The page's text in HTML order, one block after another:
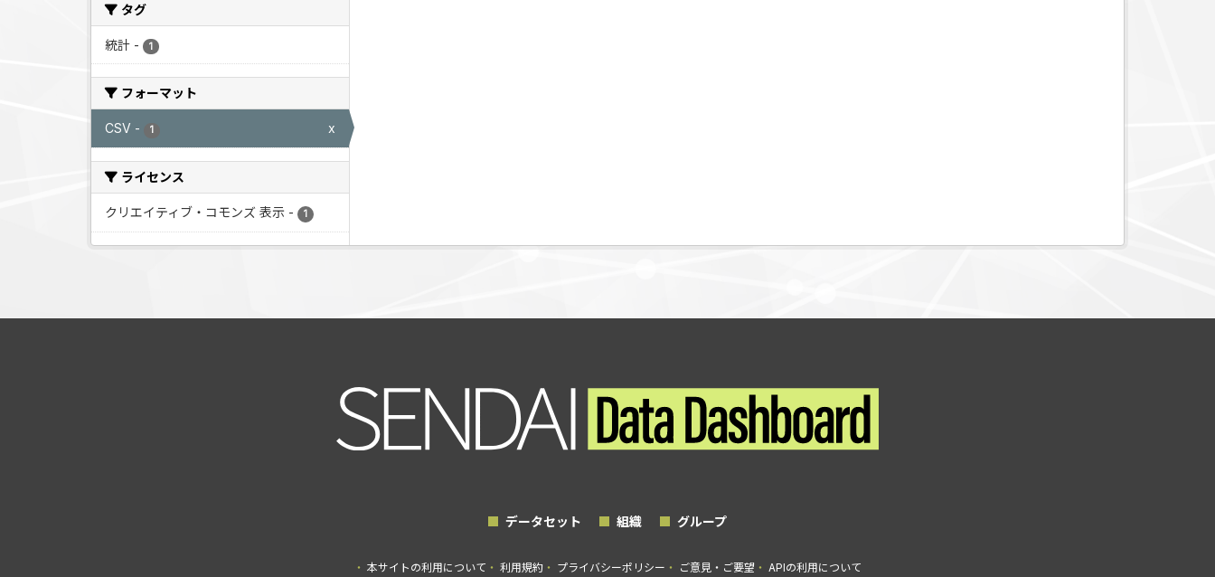
タグ
統計 - 1
フォーマット
CSV - 1 x
ライセンス
クリエイティブ・コモンズ 表示 - 1
データセット 組織 グループ
本サイトの利用について 利用規約 プライバシーポリシー ご意見・ご要望 APIの利用について